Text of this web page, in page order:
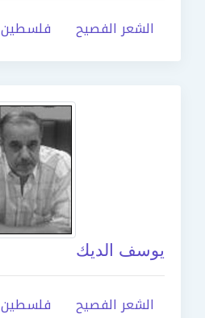
الشعر الفصيح فلسطين
يوسف الديك
الشعر الفصيح فلسطين